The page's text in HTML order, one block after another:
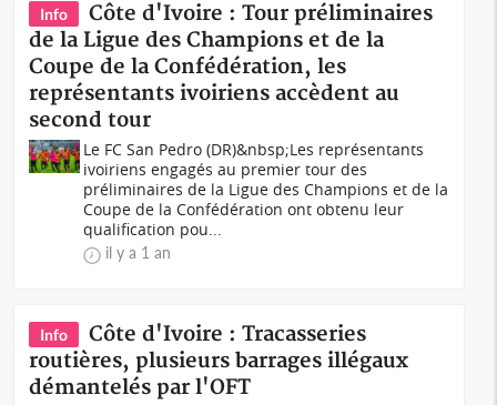
Info
Côte d'Ivoire : Tour préliminaires
de la Ligue des Champions et de la
Coupe de la Confédération, les
représentants ivoiriens accèdent au
second tour
Le FC San Pedro (DR)&nbsp;Les représentants
ivoiriens engagés au premier tour des
préliminaires de la Ligue des Champions et de la
Coupe de la Confédération ont obtenu leur
qualification pou...
il y a 1 an
Info
Côte d'Ivoire : Tracasseries
routières, plusieurs barrages illégaux
démantelés par l'OFT